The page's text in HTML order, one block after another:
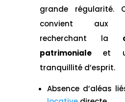
grande régularité.
convient aux
recherchant la
patrimoniale
et
tranquillité d’esprit.
Absence d’aléas